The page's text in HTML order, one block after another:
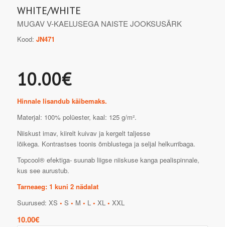
WHITE/WHITE
MUGAV V-KAELUSEGA NAISTE JOOKSUSÄRK
Kood: JN471
10.00€
Hinnale lisandub käibemaks.
Materjal: 100% polüester, kaal: 125 g/m².
Niiskust imav, kiirelt kuivav ja kergelt taljesse
lõikega. Kontrastses toonis õmblustega ja seljal helkurribaga.
Topcool® efektiga- suunab liigse niiskuse kanga pealispinnale,
kus see aurustub.
Tarneaeg: 1 kuni 2 nädalat
Suurused: XS • S • M • L • XL • XXL
10.00€